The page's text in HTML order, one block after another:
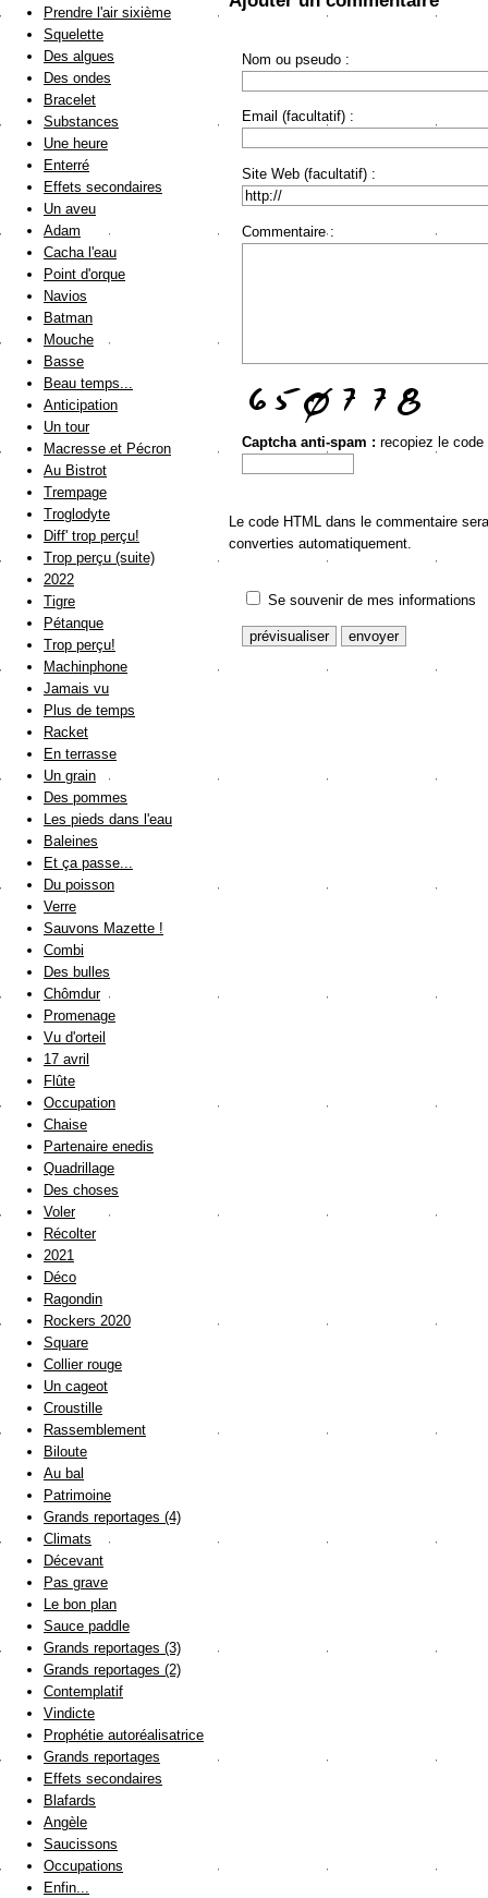
Nom ou pseudo :
Email (facultatif) :
Site Web (facultatif) :
Commentaire :
Captcha anti-spam : recopiez le code
Le code HTML dans le commentaire
converties automatiquement.
Se souvenir de mes informations
Prendre l'air sixième
Squelette
Des algues
Des ondes
Bracelet
Substances
Une heure
Enterré
Effets secondaires
Un aveu
Adam
Cacha l'eau
Point d'orque
Navios
Batman
Mouche
Basse
Beau temps...
Anticipation
Un tour
Macresse et Pécron
Au Bistrot
Trempage
Troglodyte
Diff' trop perçu!
Trop perçu (suite)
2022
Tigre
Pétanque
Trop perçu!
Machinphone
Jamais vu
Plus de temps
Racket
En terrasse
Un grain
Des pommes
Les pieds dans l'eau
Baleines
Et ça passe...
Du poisson
Verre
Sauvons Mazette !
Combi
Des bulles
Chômdur
Promenage
Vu d'orteil
17 avril
Flûte
Occupation
Chaise
Partenaire enedis
Quadrillage
Des choses
Voler
Récolter
2021
Déco
Ragondin
Rockers 2020
Square
Collier rouge
Un cageot
Croustille
Rassemblement
Biloute
Au bal
Patrimoine
Grands reportages (4)
Climats
Décevant
Pas grave
Le bon plan
Sauce paddle
Grands reportages (3)
Grands reportages (2)
Contemplatif
Vindicte
Prophétie autoréalisatrice
Grands reportages
Effets secondaires
Blafards
Angèle
Saucissons
Occupations
Enfin...